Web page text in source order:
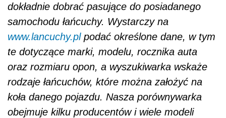
dokładnie dobrać pasujące do posiadanego
samochodu łańcuchy. Wystarczy na
www.lancuchy.plpodać określone dane, w tym
te dotyczące marki, modelu, rocznika auta
oraz rozmiaru opon, a wyszukiwarka wskaże
rodzaje łańcuchów, które można założyć na
koła danego pojazdu. Nasza porównywarka
obejmuje kilku producentów i wiele modeli